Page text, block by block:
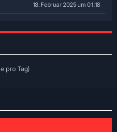
18. Februar 2025 um 01:18
pro Tag)